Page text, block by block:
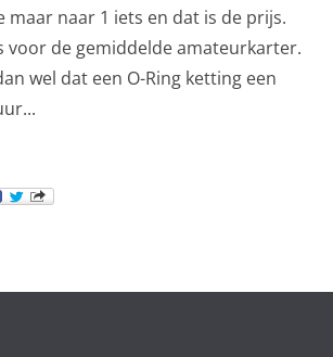
maar naar 1 iets en dat is de prijs.
voor de gemiddelde amateurkarter.
wel dat een O-Ring ketting een